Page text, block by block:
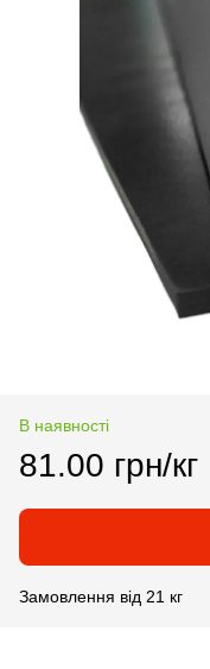
В наявності
81.00 грн/кг
Замовлення від 21 кг